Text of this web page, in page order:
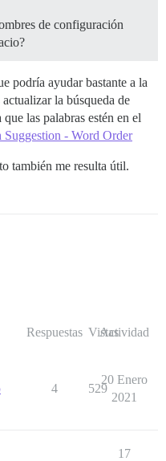
de configuración
podría ayudar bastante a la
la búsqueda de
las palabras estén en el
Suggestion - Word Order
también me resulta útil.
Respuestas Vistas
Actividad
4 529
20 Enero
2021
17